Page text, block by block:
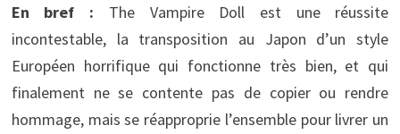
En bref : The Vampire Doll est une réussite
incontestable, la transposition au Japon d’un style
Européen horrifique qui fonctionne très bien, et qui
finalement ne se contente pas de copier ou rendre
hommage, mais se réapproprie l’ensemble pour livrer un